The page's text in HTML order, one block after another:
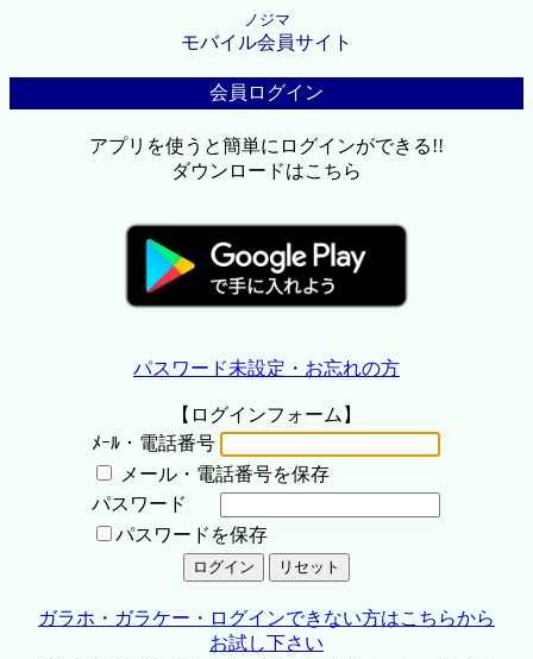
ノジマ
モバイル会員サイト
会員ログイン
アプリを使うと簡単にログインができる!!
ダウンロードはこちら
パスワード未設定・お忘れの方
【ログインフォーム】
ﾒｰﾙ・電話番号
メール・電話番号を保存
パスワード
パスワードを保存
ガラホ・ガラケー・ログインできない方はこちらから
お試し下さい